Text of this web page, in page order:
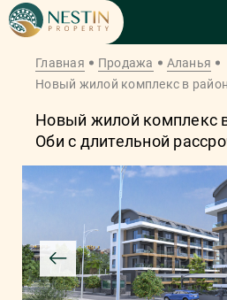
Главная Продажа
Аланья
Новый жилой комплекс в
Новый жилой комплекс
Оби с длительной